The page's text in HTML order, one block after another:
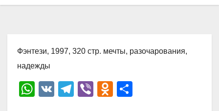
Фэнтези, 1997, 320 стр. мечты, разочарования,
надежды
W
V
T
Vi
O